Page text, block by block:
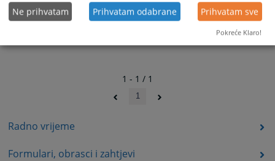
Radno vrijeme
Formulari, obrasci i zahtjevi
1 - 1 / 1
1
Ne prihvatam Prihvatam odabrane Prihvatam sve
Pokreće Klaro!